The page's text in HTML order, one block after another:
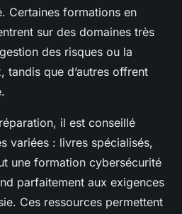
Certaines formations en
sur des domaines très
des risques ou la
tandis que d’autres offrent
il est conseillé
variées : livres spécialisés,
une formation cybersécurité
parfaitement aux exigences
Ces ressources permettent